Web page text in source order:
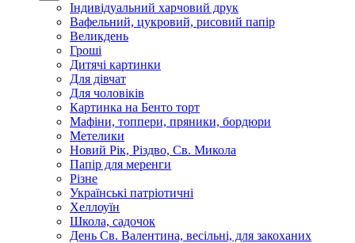
Індивідуальний харчовий друк
Вафельний, цукровий, рисовий папір
Великдень
Гроші
Дитячі картинки
Для дівчат
Для чоловіків
Картинка на Бенто торт
Мафіни, топпери, пряники, бордюри
Метелики
Новий Рік, Різдво, Св. Микола
Папір для меренги
Різне
Українські патріотичні
Хеллоуїн
Школа, садочок
День Св. Валентина, весільні, для закоханих